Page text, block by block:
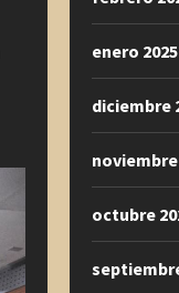
enero 2025
diciembre
noviembre
octubre